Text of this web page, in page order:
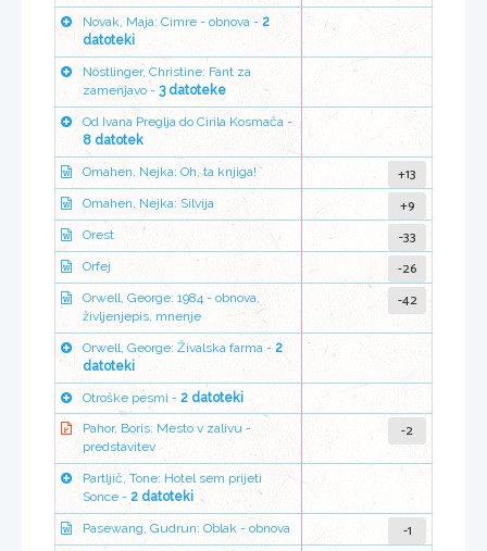
Novak, Maja: Cimre - obnova - 2
datoteki
Nöstlinger, Christine: Fant za
zamenjavo - 3 datoteke
Od Ivana Preglja do Cirila Kosmača -
8 datotek
Omahen, Nejka: Oh, ta knjiga! +13
Omahen, Nejka: Silvija +9
Orest -33
Orfej -26
Orwell, George: 1984 - obnova,
življenjepis, mnenje
-42
Orwell, George: Živalska farma - 2
datoteki
Otroške pesmi - 2 datoteki
Pahor, Boris: Mesto v zalivu -
predstavitev
-2
Partljič, Tone: Hotel sem prijeti
Sonce - 2 datoteki
Pasewang, Gudrun: Oblak - obnova -1